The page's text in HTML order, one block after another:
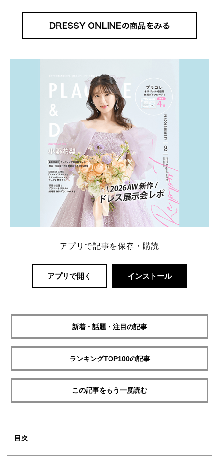
アプリで記事を保存・購読
アプリで開く インストール
新着・話題・注目の記事
ランキングTOP100の記事
この記事をもう一度読む
目次